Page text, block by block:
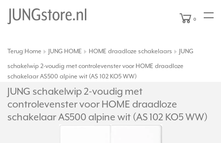
0
Terug Home JUNG HOME HOME draadloze schakelaars
JUNG
schakelwip 2-voudig met controlevenster voor HOME draadloze
schakelaar AS500 alpine wit (AS 102 KO5 WW)
JUNG schakelwip 2-voudig met
controlevenster voor HOME draadloze
schakelaar AS500 alpine wit (AS 102 KO5 WW)